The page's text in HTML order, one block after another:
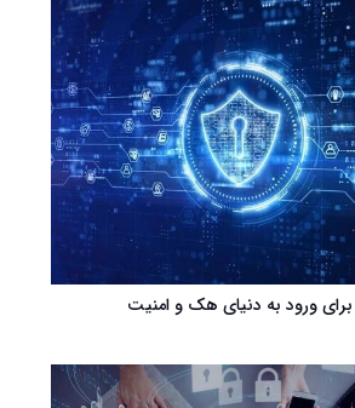
ورود به دنیای هک و امنیت